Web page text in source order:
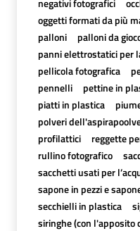
oggetti formati da più
palloni
palloni da
panni elettrostatici per
pellicola fotografica
pennelli
pettine in
piatti in plastica
polveri
profilattici
reggette
rullino fotografico
sacchetti usati per
sapone in pezzi e
secchielli in plastica
siringhe (con l'apposito